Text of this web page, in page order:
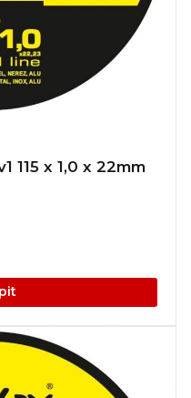
115 x 1,0 x 22mm